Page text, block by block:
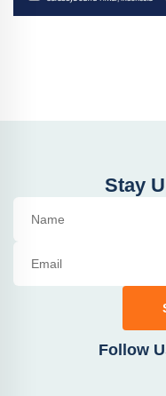
Stay
Follow